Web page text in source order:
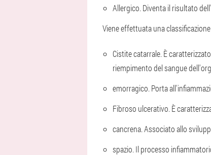
Allergico. Diventa il risultato
Viene effettuata una
Cistite catarrale. È
riempimento del sangue
emorragico. Porta
Fibroso ulcerativo. È
cancrena. Associato allo
spazio. Il processo